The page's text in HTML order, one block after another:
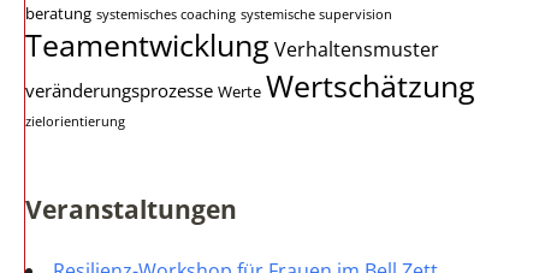
beratung systemisches coaching systemische supervision
Teamentwicklung Verhaltensmuster
veränderungsprozesse Werte Wertschätzung
zielorientierung
Veranstaltungen